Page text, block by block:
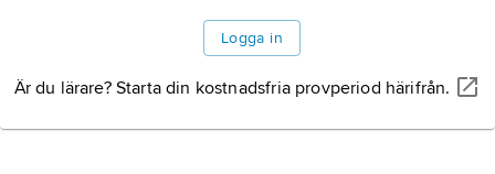
Logga in
Är du lärare? Starta din kostnadsfria provperiod härifrån.